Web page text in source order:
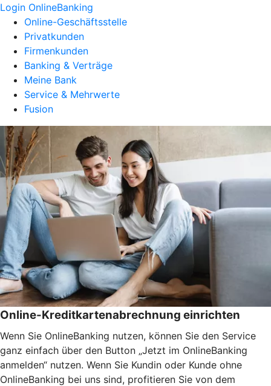
Login OnlineBanking
Online-Geschäftsstelle
Privatkunden
Firmenkunden
Banking & Verträge
Meine Bank
Service & Mehrwerte
Fusion
Online-Kreditkartenabrechnung einrichten
Wenn Sie OnlineBanking nutzen, können Sie den Service
ganz einfach über den Button „Jetzt im OnlineBanking
anmelden“ nutzen. Wenn Sie Kundin oder Kunde ohne
OnlineBanking bei uns sind, profitieren Sie von dem